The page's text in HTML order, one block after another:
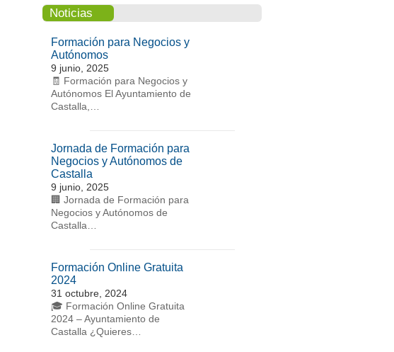
Noticias
Formación para Negocios y
Autónomos
9 junio, 2025
🧾 Formación para Negocios y
Autónomos El Ayuntamiento de
Castalla,…
Jornada de Formación para
Negocios y Autónomos de
Castalla
9 junio, 2025
🏢 Jornada de Formación para
Negocios y Autónomos de
Castalla…
Formación Online Gratuita
2024
31 octubre, 2024
🎓 Formación Online Gratuita
2024 – Ayuntamiento de
Castalla ¿Quieres…